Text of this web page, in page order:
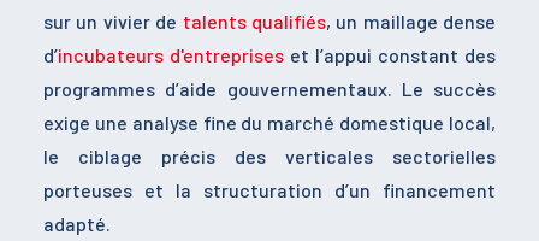
sur un vivier de talents qualifiés, un maillage dense
d’incubateurs d'entrepriseset l’appui constant des
programmes d’aide gouvernementaux. Le succès
exige une analyse fine du marché domestique local,
le ciblage précis des verticales sectorielles
porteuses et la structuration d’un financement
adapté.